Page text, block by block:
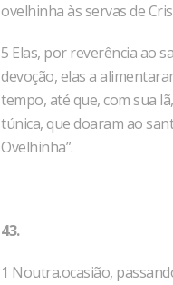
ovelhinha às servas de
5 Elas, por reverência ao
devoção, elas a
tempo, até que, com sua
túnica, que doaram ao
Ovelhinha”.
43.
1 Noutra.ocasião,